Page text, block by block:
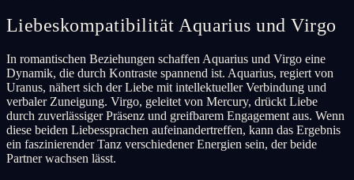
Liebeskompatibilität Aquarius und Virgo
In romantischen Beziehungen schaffen Aquarius und Virgo eine
Dynamik, die durch Kontraste spannend ist. Aquarius, regiert von
Uranus, nähert sich der Liebe mit intellektueller Verbindung und
verbaler Zuneigung. Virgo, geleitet von Mercury, drückt Liebe
durch zuverlässiger Präsenz und greifbarem Engagement aus. Wenn
diese beiden Liebessprachen aufeinandertreffen, kann das Ergebnis
ein faszinierender Tanz verschiedener Energien sein, der beide
Partner wachsen lässt.